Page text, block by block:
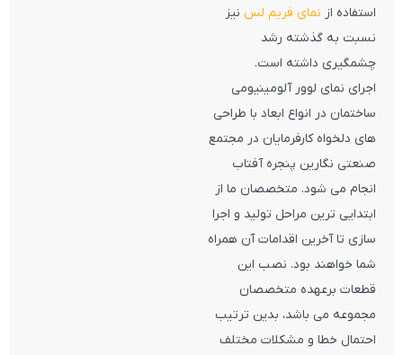
استفاده از نمای فریم لس نیز
نسبت به گذشته رشد
چشمگیری داشته است.
اجرای نمای لوور آلومینیومی
ساختمان در انواع ابعاد با طراحی
های دلخواه کارفرمایان در مجتمع
صنعتی نگارین پنجره آفتاب
انجام می شود. متخصصان ما از
ابتدایی ترین مراحل تولید و اجرا
سازی تا آخرین اقدامات آن همراه
شما خواهند بود. نصب این
قطعات برعهده متخصصان
مجموعه می باشد، بدین ترتیب
احتمال خطا و مشکلات مختلف